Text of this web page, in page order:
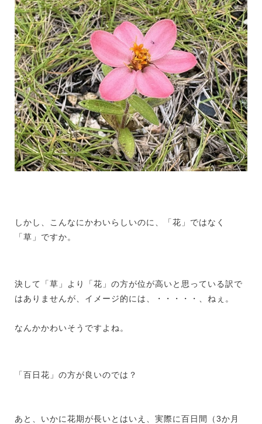
しかし、こんなにかわいらしいのに、「花」ではなく
「草」ですか。
決して「草」より「花」の方が位が高いと思っている訳で
はありませんが、イメージ的には、・・・・・、ねぇ。
なんかかわいそうですよね。
「百日花」の方が良いのでは？
あと、いかに花期が長いとはいえ、実際に百日間（3か月